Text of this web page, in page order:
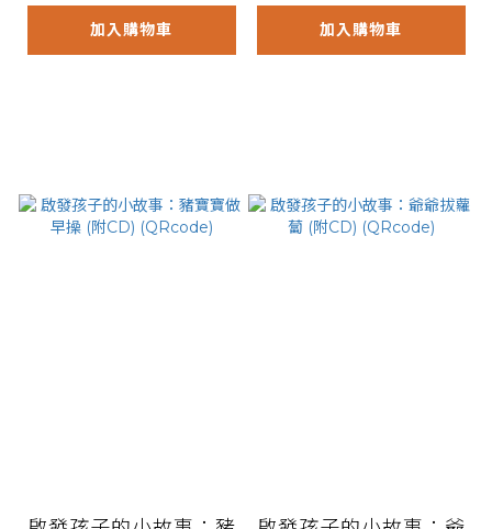
加入購物車 加入購物車